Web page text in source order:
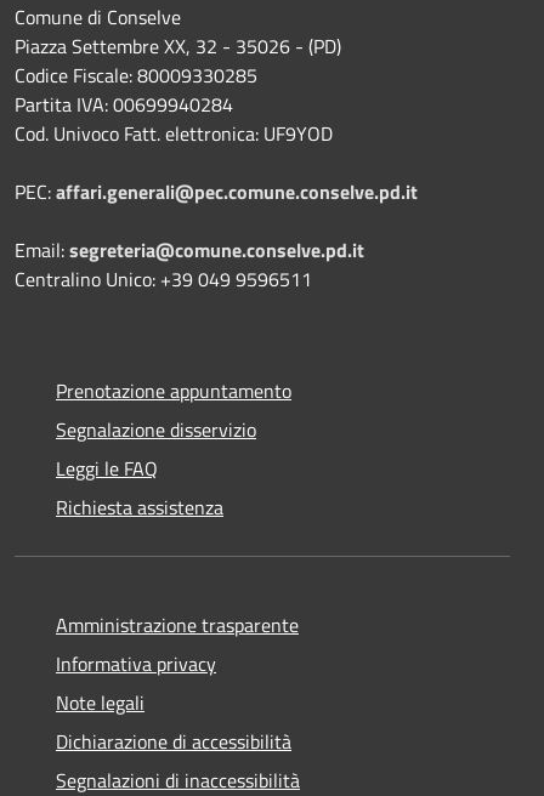
Comune di Conselve
Piazza Settembre XX, 32 - 35026 - (PD)
Codice Fiscale: 80009330285
Partita IVA: 00699940284
Cod. Univoco Fatt. elettronica: UF9YOD
PEC:affari.generali@pec.comune.conselve.pd.it
Email:segreteria@comune.conselve.pd.it
Centralino Unico: +39 049 9596511
Prenotazione appuntamento
Segnalazione disservizio
Leggi le FAQ
Richiesta assistenza
Amministrazione trasparente
Informativa privacy
Note legali
Dichiarazione di accessibilità
Segnalazioni di inaccessibilità